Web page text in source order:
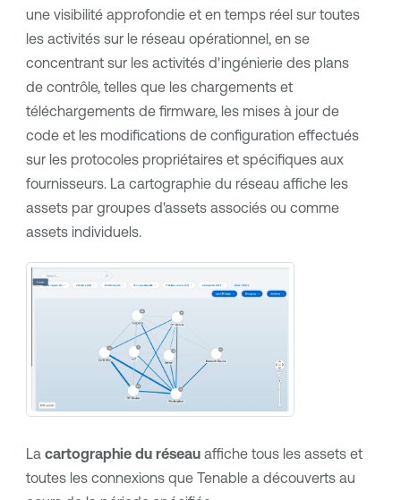
une visibilité approfondie et en temps réel sur toutes
les activités sur le réseau opérationnel, en se
concentrant sur les activités d'ingénierie des plans
de contrôle, telles que les chargements et
téléchargements de firmware, les mises à jour de
code et les modifications de configuration effectués
sur les protocoles propriétaires et spécifiques aux
fournisseurs. La cartographie du réseau affiche les
assets par groupes d'assets associés ou comme
assets individuels.
La cartographie du réseauaffiche tous les assets et
toutes les connexions que Tenablea découverts au